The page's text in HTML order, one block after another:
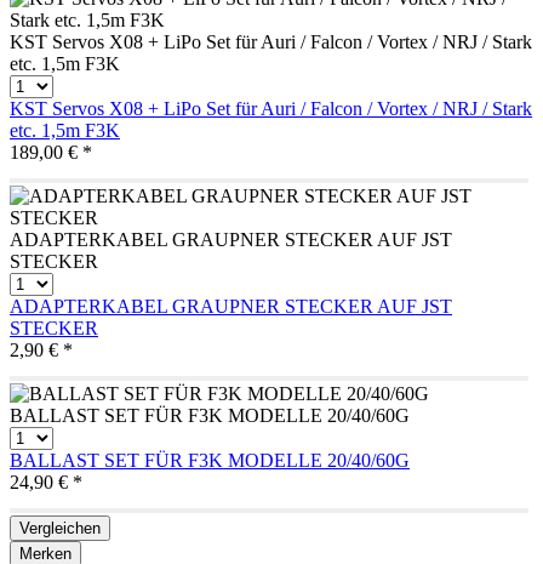
KST Servos X08 + LiPo Set für Auri / Falcon / Vortex / NRJ / Stark
etc. 1,5m F3K
KST Servos X08 + LiPo Set für Auri / Falcon / Vortex / NRJ / Stark
etc. 1,5m F3K
189,00 € *
ADAPTERKABEL GRAUPNER STECKER AUF JST
STECKER
ADAPTERKABEL GRAUPNER STECKER AUF JST
STECKER
2,90 € *
BALLAST SET FÜR F3K MODELLE 20/40/60G
BALLAST SET FÜR F3K MODELLE 20/40/60G
24,90 € *
Vergleichen
Merken